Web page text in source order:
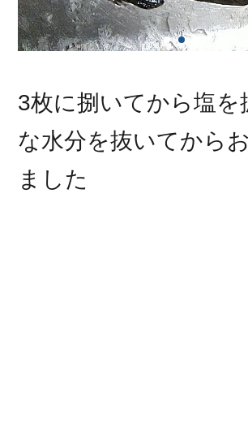
3枚に捌いてから塩を
な水分を抜いてから
ました